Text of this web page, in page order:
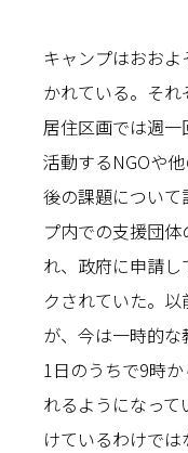
キャンプはおお
かれている。それ
居住区画では週
活動するNGOや
後の課題につい
プ内での支援団
れ、政府に申請
クされていた。
が、今は一時的
1日のうちで9時
れるようになっ
けているわけで